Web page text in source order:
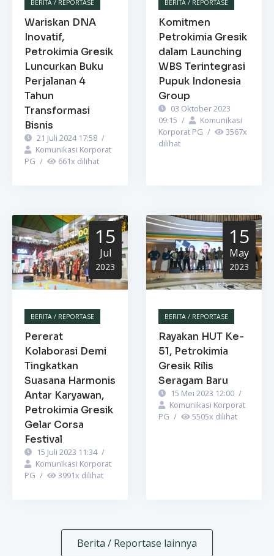
BERITA / REPORTASE
Wariskan DNA
Inovatif,
Petrokimia Gresik
Luncurkan Buku
Perjalanan 4
Tahun
Transformasi
Bisnis
21 Juli 2024 17:58 /
Komunikasi Korporat
PG / 661x dilihat
BERITA / REPORTASE
Komitmen
Petrokimia Gresik
dalam Launching
WBS Terintegrasi
Pupuk Indonesia
Group
03 Oktober 2023
09:15 /
Komunikasi
Korporat PG / 3567x
dilihat
15
Jul
2023
BERITA / REPORTASE
Pererat
Kolaborasi Demi
Tingkatkan
Suasana Harmonis
Antar Karyawan,
Petrokimia Gresik
Gelar Corsa
Festival
15 Juli 2023 11:34 /
Komunikasi Korporat
PG / 3991x dilihat
15
May
2023
BERITA / REPORTASE
Rayakan HUT Ke-
51, Petrokimia
Gresik Rilis
Seragam Baru
15 Mei 2023 12:00 /
Komunikasi Korporat
PG / 5505x dilihat
Berita / Reportase lainnya